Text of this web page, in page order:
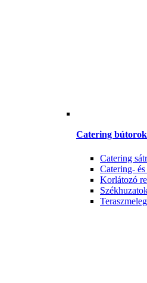
Catering bútorok
Catering
Catering-
Korlátozó